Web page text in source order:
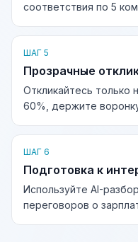
соответствия по 5
ШАГ 5
Прозрачные
Откликайтесь только
60%, держите
ШАГ 6
Подготовка к
Используйте AI-
переговоров о